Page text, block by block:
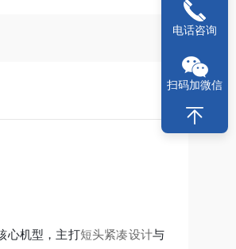
心机型，主打短头紧凑设计与
电话咨询
扫码加微信